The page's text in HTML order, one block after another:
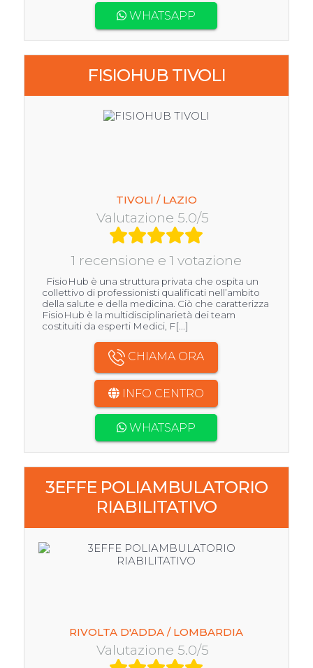
WHATSAPP
FISIOHUB TIVOLI
TIVOLI / LAZIO
Valutazione 5.0/5
1 recensione e 1 votazione
FisioHub è una struttura privata che ospita un
collettivo di professionisti qualificati nell’ambito
della salute e della medicina. Ciò che caratterizza
FisioHub è la multidisciplinarietà dei team
costituiti da esperti Medici, F[...]
CHIAMA ORA
INFO CENTRO
WHATSAPP
3EFFE POLIAMBULATORIO
RIABILITATIVO
RIVOLTA D'ADDA / LOMBARDIA
Valutazione 5.0/5